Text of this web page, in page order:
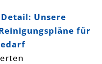
Unsere
für